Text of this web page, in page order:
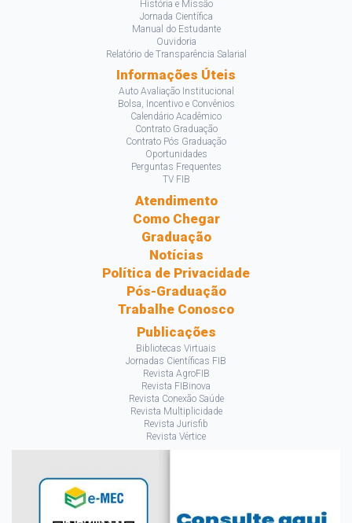
História e Missão
Jornada Científica
Manual do Estudante
Ouvidoria
Relatório de Transparência Salarial
Informações Úteis
Auto Avaliação Institucional
Bolsa, Incentivo e Convênios
Calendário Acadêmico
Contrato Graduação
Contrato Pós Graduação
Oportunidades
Perguntas Frequentes
TV FIB
Atendimento
Como Chegar
Graduação
Notícias
Política de Privacidade
Pós-Graduação
Trabalhe Conosco
Publicações
Bibliotecas Virtuais
Jornadas Científicas FIB
Revista AgroFIB
Revista FIBinova
Revista Conexão Saúde
Revista Multiplicidade
Revista Jurisfib
Revista Vértice